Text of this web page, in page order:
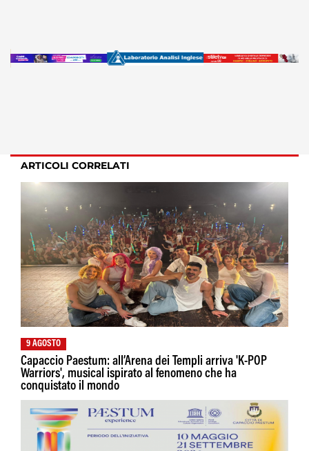
ARTICOLI CORRELATI
9 AGOSTO
Capaccio Paestum: all’Arena dei Templi arriva 'K-POP
Warriors', musical ispirato al fenomeno che ha
conquistato il mondo